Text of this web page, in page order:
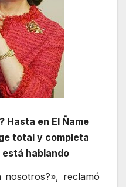
Hasta en El Ñame
total y completa
hablando
nosotros?», reclamó